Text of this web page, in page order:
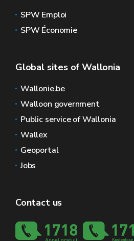
SPW Emploi
SPW Économie
Global sites of Wallonia
Wallonie.be
Walloon government
Public service of Wallonia
Wallex
Geoportal
Jobs
Contact us